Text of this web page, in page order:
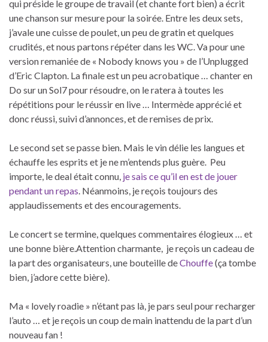
qui préside le groupe de travail (et chante fort bien) a écrit
une chanson sur mesure pour la soirée. Entre les deux sets,
j’avale une cuisse de poulet, un peu de gratin et quelques
crudités, et nous partons répéter dans les WC. Va pour une
version remaniée de « Nobody knows you » de l’Unplugged
d’Eric Clapton. La finale est un peu acrobatique … chanter en
Do sur un Sol7 pour résoudre, on le ratera à toutes les
répétitions pour le réussir en live … Intermède apprécié et
donc réussi, suivi d’annonces, et de remises de prix.
Le second set se passe bien. Mais le vin délie les langues et
échauffe les esprits et je ne m’entends plus guère. Peu
importe, le deal était connu, je sais ce qu’il en est de jouer
pendant un repas . Néanmoins, je reçois toujours des
applaudissements et des encouragements.
Le concert se termine, quelques commentaires élogieux … et
une bonne bière.Attention charmante, je reçois un cadeau de
la part des organisateurs, une bouteille deChouffe(ça tombe
bien, j’adore cette bière).
Ma « lovely roadie » n’étant pas là, je pars seul pour recharger
l’auto … et je reçois un coup de main inattendu de la part d’un
nouveau fan !